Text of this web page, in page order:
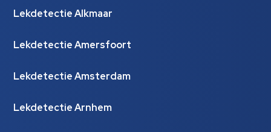
Lekdetectie Alkmaar
Lekdetectie Amersfoort
Lekdetectie Amsterdam
Lekdetectie Arnhem